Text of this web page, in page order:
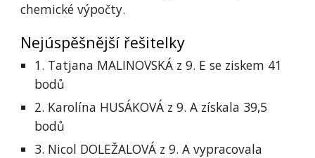
chemické výpočty.
Nejúspěšnější řešitelky
1. Tatjana MALINOVSKÁ z 9. E se ziskem 41
bodů
2. Karolína HUSÁKOVÁ z 9. A získala 39,5
bodů
3. Nicol DOLEŽALOVÁ z 9. A vypracovala